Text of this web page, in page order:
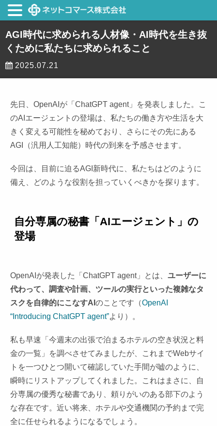
AGI時代に求められる⼈材像・AI時代を生き抜
くために私たちに求められること
2025.07.21
先日、OpenAIが「ChatGPT agent」を発表しました。こ
のAIエージェントの登場は、私たちの働き方や生活を大
きく変える可能性を秘めており、さらにその先にある
AGI（汎用人工知能）時代の到来を予感させます。
今回は、目前に迫るAGI新時代に、私たちはどのように
備え、どのような役割を担っていくべきかを探ります。
自分専属の秘書「AIエージェント」の
登場
OpenAIが発表した「ChatGPT agent」とは、ユーザーに
代わって、調査や計画、ツールの実行といった複雑なタ
スクを自律的にこなすAIのことです（OpenAI
“Introducing ChatGPT agent”より）。
私も早速「今週末の出張で泊まるホテルの空き状況と料
金の一覧」を調べさせてみましたが、これまでWebサイ
トを一つひとつ開いて確認していた手間が嘘のように、
瞬時にリストアップしてくれました。これはまさに、自
分専属の優秀な秘書であり、頼りがいのある部下のよう
な存在です。近い将来、ホテルや交通機関の予約まで完
全に任せられるようになるでしょう。